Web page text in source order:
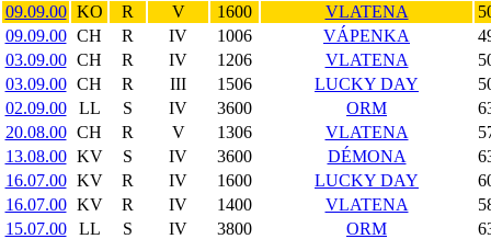
09.09.00 KO R V 1600 VLATENA
09.09.00 CH R IV 1006 VÁPENKA
03.09.00 CH R IV 1206 VLATENA
03.09.00 CH R III 1506 LUCKY DAY
02.09.00
LL S IV 3600 ORM
20.08.00 CH R V 1306 VLATENA
13.08.00 KV S IV 3600 DÉMONA
16.07.00 KV R IV 1600 LUCKY DAY
16.07.00 KV R IV 1400 VLATENA
15.07.00
LL S IV 3800 ORM